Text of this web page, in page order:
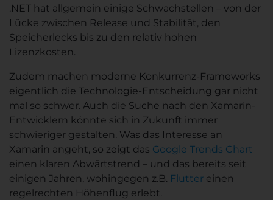
.NET hat allgemein einige Schwachstellen – von der
Lücke zwischen Release und Stabilität, den
Speicherlecks bis zu den relativ hohen
Lizenzkosten.
Zudem machen moderne Konkurrenz-Frameworks
eigentlich die Technologie-Entscheidung gar nicht
mal so schwer. Auch die Suche nach den Xamarin-
Entwicklern könnte sich in Zukunft immer
schwieriger gestalten. Was das Interesse an
Xamarin angeht, so zeigt das Google Trends Chart
einen klaren Abwärtstrend – und das bereits seit
einigen Jahren, wohingegen z.B. Flutter einen
regelrechten Höhenflug erlebt.